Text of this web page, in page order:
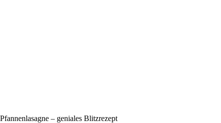
Pfannenlasagne – geniales Blitzrezept